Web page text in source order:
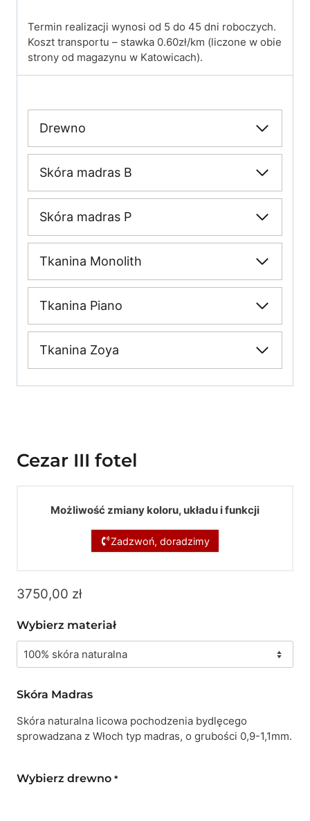
Termin realizacji wynosi od 5 do 45 dni roboczych.
Koszt transportu – stawka 0.60zł/km (liczone w obie
strony od magazynu w Katowicach).
Drewno
Skóra madras B
Skóra madras P
Tkanina Monolith
Tkanina Piano
Tkanina Zoya
Cezar III fotel
Możliwość zmiany koloru, układu i funkcji
Zadzwoń, doradzimy
3750,00 zł
Wybierz materiał
Skóra Madras
Skóra naturalna licowa pochodzenia bydlęcego
sprowadzana z Włoch typ madras, o grubości 0,9-1,1mm.
Wybierz drewno *